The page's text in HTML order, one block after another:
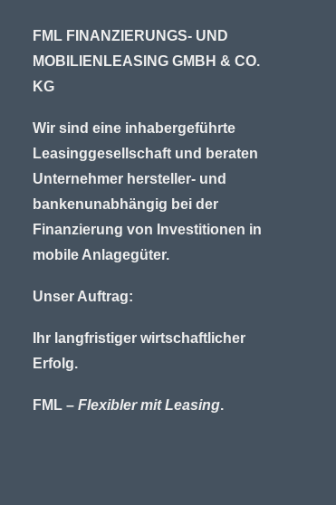
FML FINANZIERUNGS- UND
MOBILIENLEASING GMBH & CO.
KG
Wir sind eine inhabergeführte
Leasinggesellschaft und beraten
Unternehmer hersteller- und
bankenunabhängig bei der
Finanzierung von Investitionen in
mobile Anlagegüter.
Unser Auftrag:
Ihr langfristiger wirtschaftlicher
Erfolg.
FML – Flexibler mit Leasing.